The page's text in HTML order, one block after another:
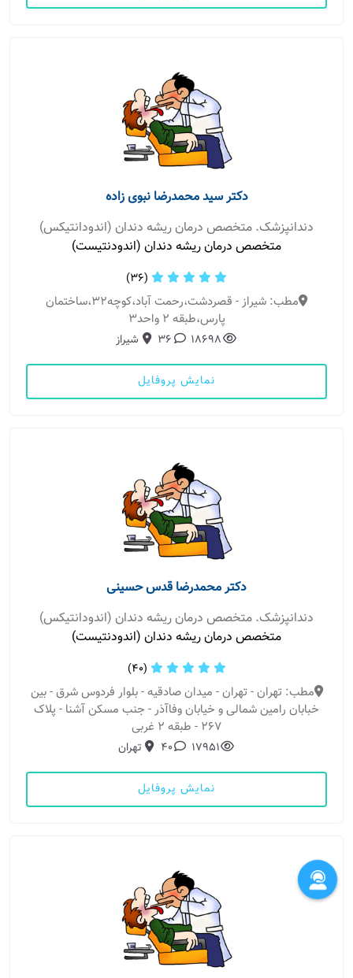
دکتر سید محمدرضا نبوی زاده
دندانپزشک. متخصص درمان ریشه دندان (اندودانتیکس)
متخصص درمان ریشه دندان (اندودنتیست)
(36)
مطب: شیراز - قصردشت،رحمت آباد،کوچه۳۲،ساختمان
پارس،طبقه ۲ واحد۳
18698
36 شیراز
نمایش پروفایل
دکتر محمدرضا قدس حسینی
دندانپزشک. متخصص درمان ریشه دندان (اندودانتیکس)
متخصص درمان ریشه دندان (اندودنتیست)
(40)
مطب: تهران - تهران - میدان صادقیه - بلوار فردوس شرق - بین
خبابان رامین شمالی و خیابان وفاآذر - جنب مسکن آشنا - پلاک
267 - طبقه 2 غربی
17951
40 تهران
نمایش پروفایل